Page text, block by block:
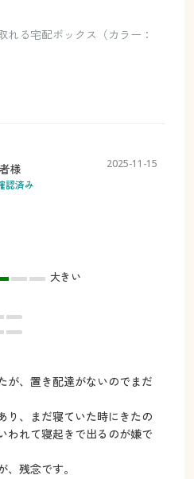
れる宅配ボックス（カラー：
様
認済み
2025-11-15
大きい
が、置き配達がないのでまだ
り、まだ寝ていた時にきたの
われて寝起きで出るのが嫌で
、残念です。